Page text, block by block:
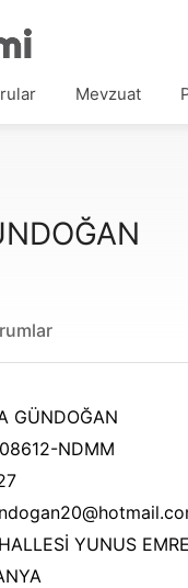
Mevzuat
GÜNDOĞAN
NDMM
YUNUS